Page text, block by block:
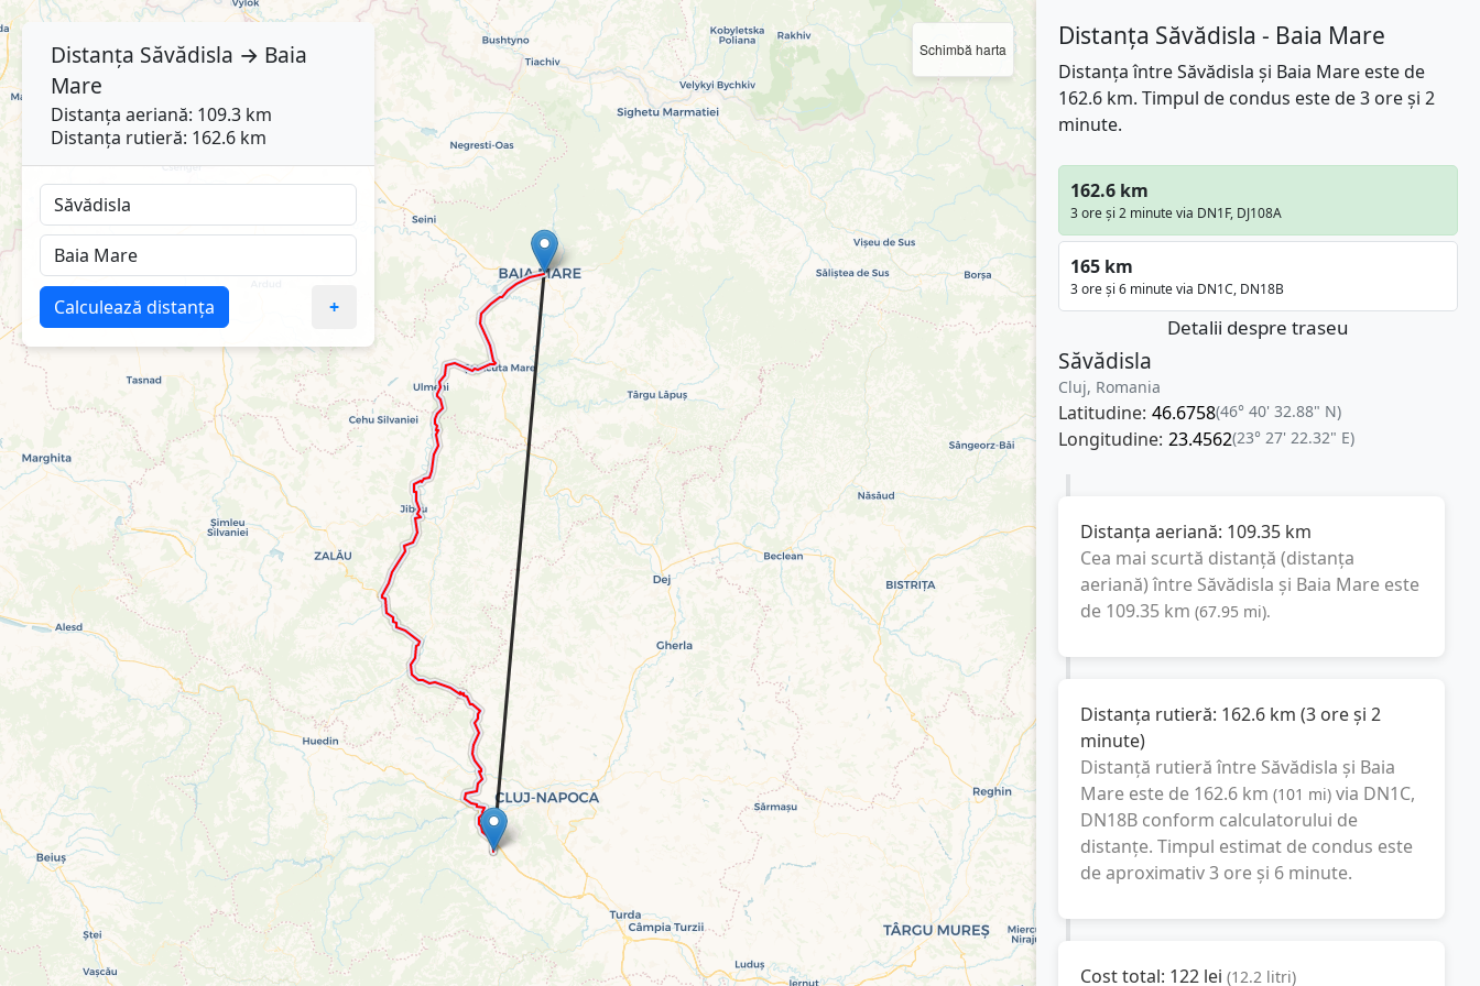
Schimbă harta Distanța Săvădisla - Baia Mare
Distanța între Săvădisla și Baia Mare este de
162.6 km. Timpul de condus este de 3 ore și 2
minute.
162.6 km
3 ore și 2 minute via DN1F, DJ108A
165 km
3 ore și 6 minute via DN1C, DN18B
Detalii despre traseu
Săvădisla
Cluj, Romania
Latitudine: 46.6758(46° 40' 32.88" N)
Longitudine: 23.4562(23° 27' 22.32" E)
Distanța aeriană: 109.35 km
Cea mai scurtă distanță (distanța
aeriană) între Săvădisla și Baia Mareeste
de 109.35 km (67.95 mi).
Distanța rutieră: 162.6 km (3 ore și 2
minute)
Distanță rutieră între Săvădisla și Baia
Mareeste de 162.6 km (101 mi) via DN1C,
DN18Bconform calculatorului de
distanțe. Timpul estimat de condus este
de aproximativ3 ore și 6 minute.
Cost total: 122 lei (12.2 litri)
Distanța Săvădisla → Baia
Mare
Distanța aeriană: 109.3 km
Distanța rutieră: 162.6 km
Calculează distanța +